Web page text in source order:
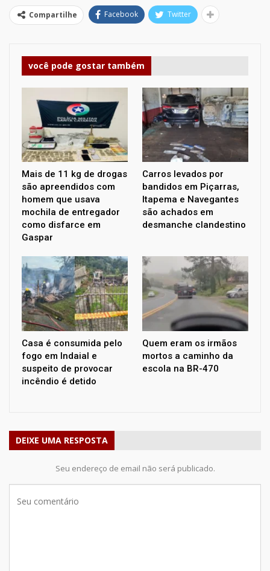
Compartilhe Facebook Twitter
você pode gostar também
Mais de 11 kg de drogas
são apreendidos com
homem que usava
mochila de entregador
como disfarce em
Gaspar
Carros levados por
bandidos em Piçarras,
Itapema e Navegantes
são achados em
desmanche clandestino
Casa é consumida pelo
fogo em Indaial e
suspeito de provocar
incêndio é detido
Quem eram os irmãos
mortos a caminho da
escola na BR-470
DEIXE UMA RESPOSTA
Seu endereço de email não será publicado.